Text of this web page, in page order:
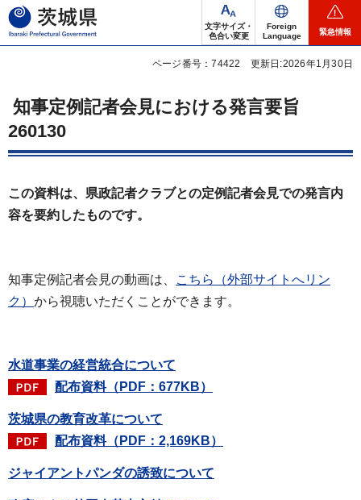
茨城県
文字サイズ・
色合い変更
Foreign
Language
緊急情報
ページ番号：74422 更新日:2026年1月30日
知事定例記者会見における発言要旨
260130
この資料は、県政記者クラブとの定例記者会見での発言内
容を要約したものです。
知事定例記者会見の動画は、
こちら（外部サイトへリン
ク） から視聴いただくことができます。
水道事業の経営統合について
配布資料（PDF：677KB）
茨城県の教育改革について
配布資料（PDF：2,169KB）
ジャイアントパンダの誘致について